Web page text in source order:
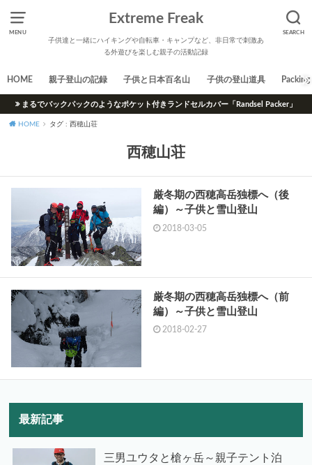
MENU SEARCH
Extreme Freak
子供達と一緒にハイキングや自転車・キャンプなど、非日常で刺激あ
る外遊びを楽しむ親子の活動記録
HOME 親子登山の記録 子供と日本百名山 子供の登山道具 Packing
まるでバックパックのようなポケット付きランドセルカバー「Randsel Packer」
HOME タグ : 西穂山荘
西穂山荘
厳冬期の西穂高岳独標へ（後
編）～子供と雪山登山
2018-03-05
厳冬期の西穂高岳独標へ（前
編）～子供と雪山登山
2018-02-27
最新記事
三男ユウタと槍ヶ岳～親子テント泊